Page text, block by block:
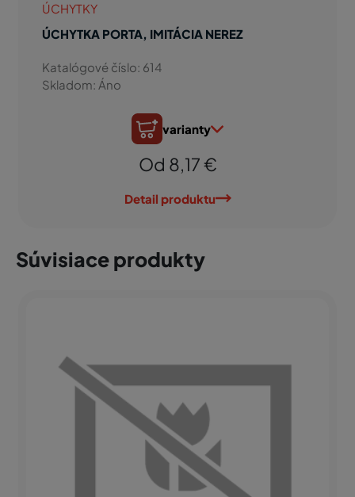
ÚCHYTKY
ÚCHYTKA PORTA, IMITÁCIA NEREZ
Katalógové číslo: 614
Skladom: Áno
varianty
Od 8,17 €
Detail produktu
Súvisiace produkty